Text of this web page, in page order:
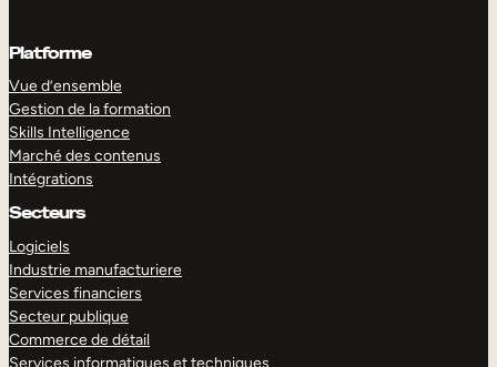
Platforme
Vue d’ensemble
Gestion de la formation
Skills Intelligence
Marché des contenus
Intégrations
Secteurs
Logiciels
Industrie manufacturiere
Services financiers
Secteur publique
Commerce de détail
Services informatiques et techniques